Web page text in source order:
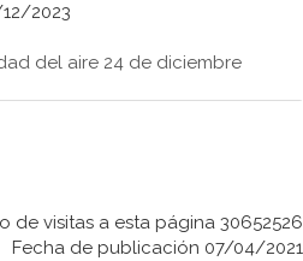
2023
del aire 24 de diciembre
de visitas a esta página 30652526
Fecha de publicación 07/04/2021